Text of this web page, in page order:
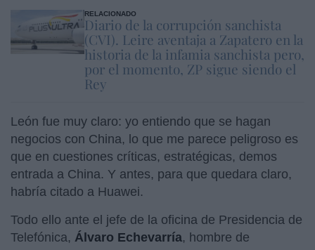
RELACIONADO
Diario de la corrupción sanchista
(CVI). Leire aventaja a Zapatero en la
historia de la infamia sanchista pero,
por el momento, ZP sigue siendo el
Rey
León fue muy claro: yo entiendo que se hagan
negocios con China, lo que me parece peligroso es
que en cuestiones críticas, estratégicas, demos
entrada a China. Y antes, para que quedara claro,
habría citado a Huawei.
Todo ello ante el jefe de la oficina de Presidencia de
Telefónica, Álvaro Echevarría, hombre de